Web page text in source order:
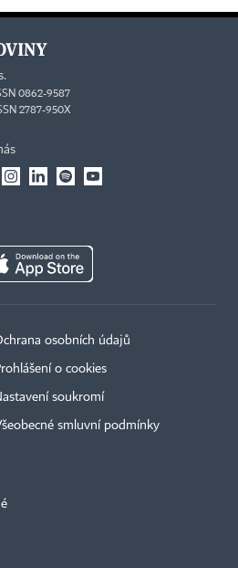
0862-9587
2787-950X
osobních údajů
o cookies
soukromí
smluvní podmínky